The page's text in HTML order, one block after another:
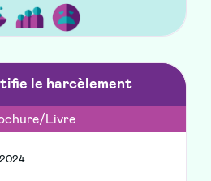
le harcèlement
Livre